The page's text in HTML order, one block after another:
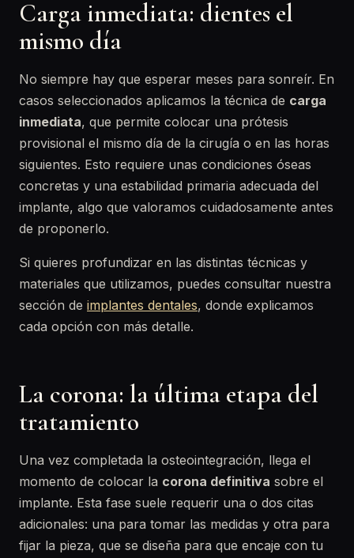
Carga inmediata: dientes el
mismo día
No siempre hay que esperar meses para sonreír. En
casos seleccionados aplicamos la técnica de carga
inmediata, que permite colocar una prótesis
provisional el mismo día de la cirugía o en las horas
siguientes. Esto requiere unas condiciones óseas
concretas y una estabilidad primaria adecuada del
implante, algo que valoramos cuidadosamente antes
de proponerlo.
Si quieres profundizar en las distintas técnicas y
materiales que utilizamos, puedes consultar nuestra
sección de implantes dentales, donde explicamos
cada opción con más detalle.
La corona: la última etapa del
tratamiento
Una vez completada la osteointegración, llega el
momento de colocar la corona definitiva sobre el
implante. Esta fase suele requerir una o dos citas
adicionales: una para tomar las medidas y otra para
fijar la pieza, que se diseña para que encaje con tu